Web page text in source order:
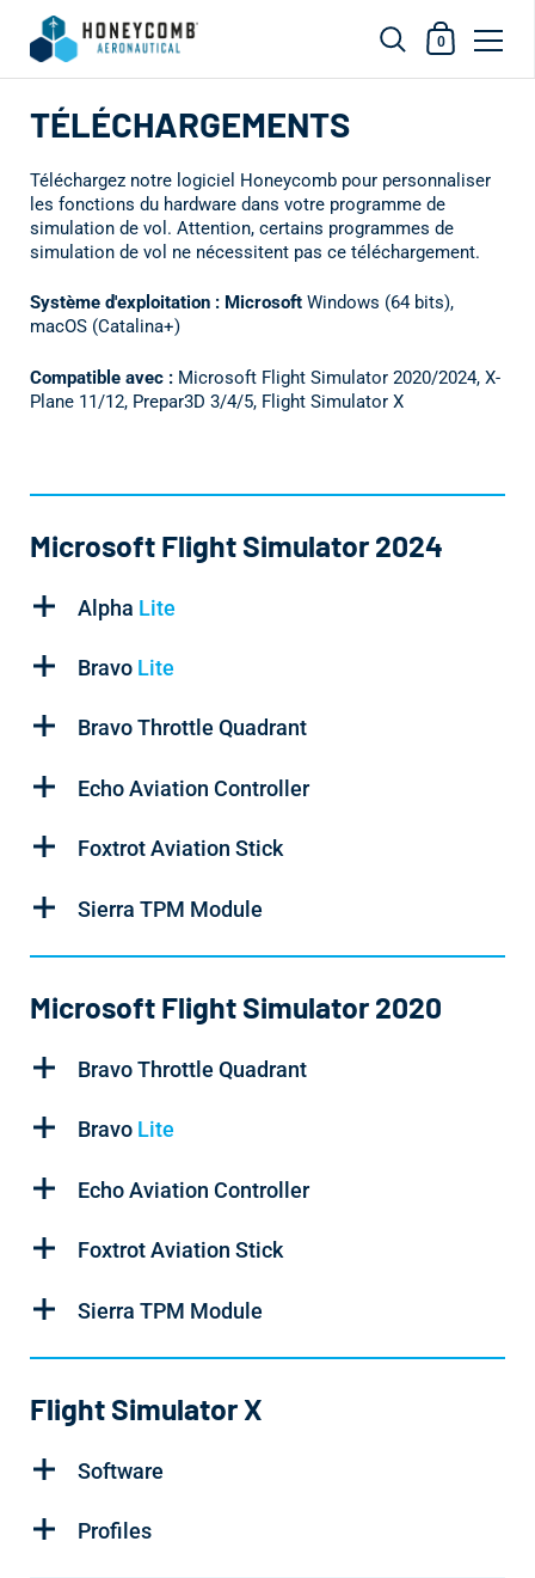
Panier
0
TÉLÉCHARGEMENTS
Téléchargez notre logiciel Honeycomb pour personnaliser
les fonctions du hardware dans votre programme de
simulation de vol. Attention, certains programmes de
simulation de vol ne nécessitent pas ce téléchargement.
Système d'exploitation : Microsoft Windows (64 bits),
macOS (Catalina+)
Compatible avec : Microsoft Flight Simulator 2020/2024, X-
Plane 11/12, Prepar3D 3/4/5, Flight Simulator X
Microsoft Flight Simulator 2024
Alpha Lite
Bravo Lite
Bravo Throttle Quadrant
Echo Aviation Controller
Foxtrot Aviation Stick
Sierra TPM Module
Microsoft Flight Simulator 2020
Bravo Throttle Quadrant
Bravo Lite
Echo Aviation Controller
Foxtrot Aviation Stick
Sierra TPM Module
Flight Simulator X
Software
Profiles